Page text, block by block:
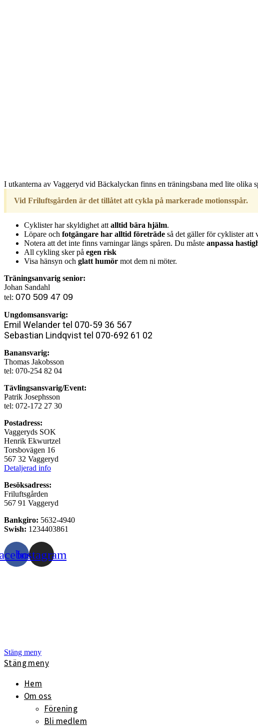
I utkanterna av Vaggeryd vid Bäckalyckan finns en träningsbana med lite olika
Vid Friluftsgården är det tillåtet att cykla på markerade motionsspår.
Cyklister har skyldighet att alltid bära hjälm.
Löpare och fotgängare har alltid företräde så det gäller för cyklister att
Notera att det inte finns varningar längs spåren. Du måste anpassa
All cykling sker på egen risk
Visa hänsyn och glatt humör mot dem ni möter.
Träningsanvarig senior:
Johan Sandahl
tel: 070 509 47 09
Ungdomsansvarig:
Emil Welander tel 070-59 36 567
Sebastian Lindqvist tel 070-692 61 02
Banansvarig:
Thomas Jakobsson
tel: 070-254 82 04
Tävlingsansvarig/Event:
Patrik Josephsson
tel: 072-172 27 30
Postadress:
Vaggeryds SOK
Henrik Ekwurtzel
Torsbovägen 16
567 32 Vaggeryd
Detaljerad info
Besöksadress:
Friluftsgården
567 91 Vaggeryd
Bankgiro: 5632-4940
Swish: 1234403861
Instagram
Stäng meny
Stäng meny
Hem
Om oss
Förening
Bli medlem